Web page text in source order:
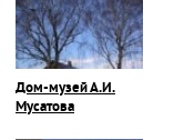
Дом-музей А.И.
Мусатова